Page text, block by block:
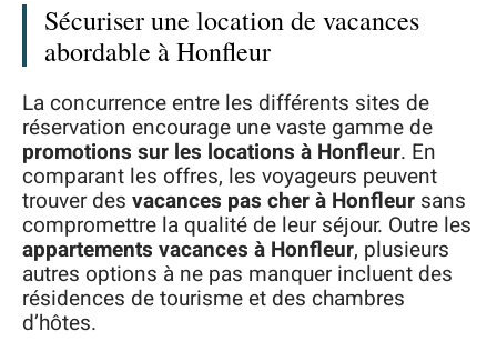
Sécuriser une location de vacances
abordable à Honfleur
La concurrence entre les différents sites de
réservation encourage une vaste gamme de
promotions sur les locations à Honfleur. En
comparant les offres, les voyageurs peuvent
trouver des vacances pas cher à Honfleur sans
compromettre la qualité de leur séjour. Outre les
appartements vacances à Honfleur, plusieurs
autres options à ne pas manquer incluent des
résidences de tourisme et des chambres
d’hôtes.